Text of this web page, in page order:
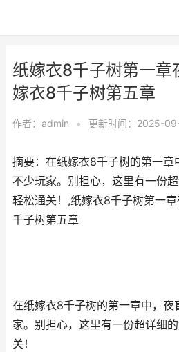
纸嫁衣8千子树第一章
嫁衣8千子树第五章
作者： admin • 更新时间：2025-
摘要：在纸嫁衣8千子树的第一章
不少玩家。别担心，这里有一份
轻松通关！,纸嫁衣8千子树第一
千子树第五章
在纸嫁衣8千子树的第一章中，夜
家。别担心，这里有一份超详细
关！